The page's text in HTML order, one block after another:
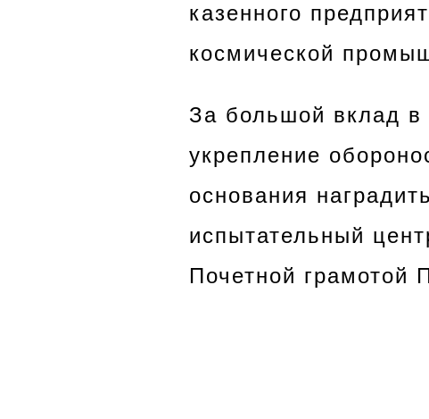
казенного
космической
За большой вклад в
укрепление
основания
испытательный
Почетной грамотой